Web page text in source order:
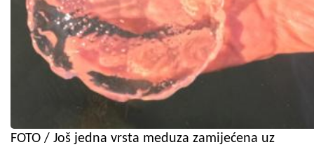
FOTO / Još jedna vrsta meduza zamijećena uz